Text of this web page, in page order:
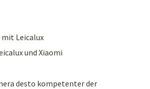
mit Leicalux
und Xiaomi
desto kompetenter der